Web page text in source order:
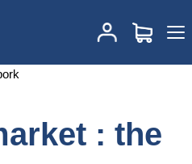
market : the WTO relaxes
of imported pork
: the